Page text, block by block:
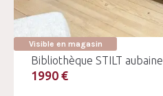
Visible en magasin
Bibliothèque STILT aubaine
1990 €